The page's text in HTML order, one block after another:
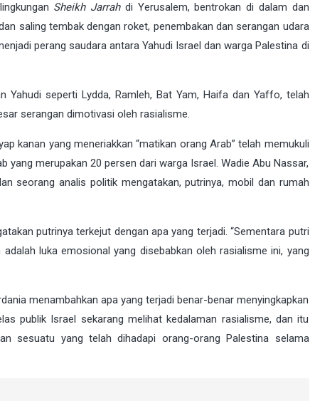
Sheikh Jarrah di Yerusalem, bentrokan di dalam dan
saling tembak dengan roket, penembakan dan serangan udara
perang saudara antara Yahudi Israel dan warga Palestina di
seperti Lydda, Ramleh, Bat Yam, Haifa dan Yaffo, telah
serangan dimotivasi oleh rasialisme.
kanan yang meneriakkan “matikan orang Arab” telah memukuli
merupakan 20 persen dari warga Israel. Wadie Abu Nassar,
seorang analis politik mengatakan, putrinya, mobil dan rumah
putrinya terkejut dengan apa yang terjadi. “Sementara putri
luka emosional yang disebabkan oleh rasialisme ini, yang
menambahkan apa yang terjadi benar-benar menyingkapkan
publik Israel sekarang melihat kedalaman rasialisme, dan itu
sesuatu yang telah dihadapi orang-orang Palestina selama